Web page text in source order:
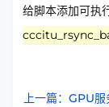
给脚本添加可执
上一篇：GPU